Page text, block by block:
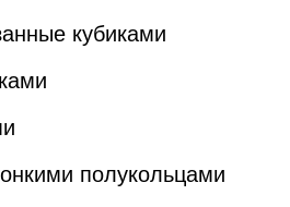
кубиками
полукольцами